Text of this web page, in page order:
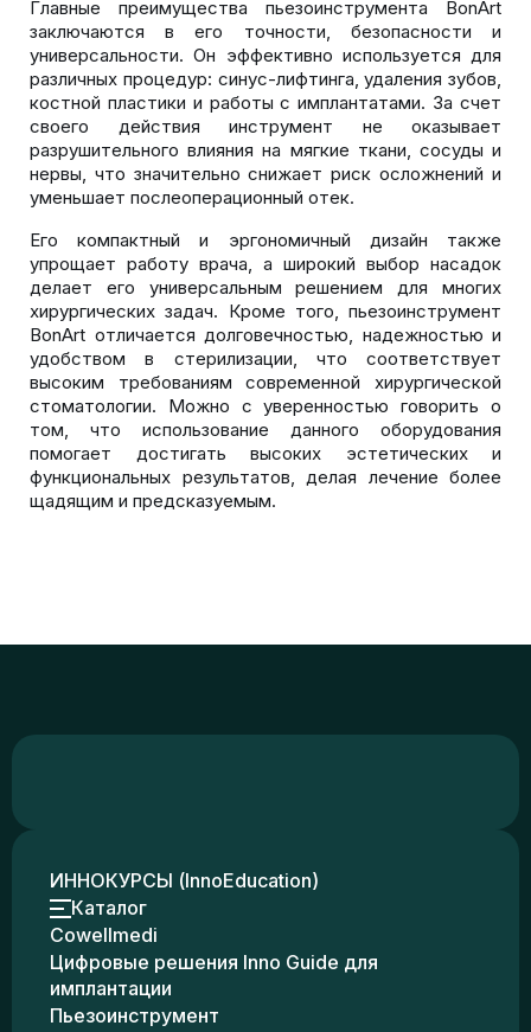
Главные преимущества пьезоинструмента BonArt
заключаются в его точности, безопасности и
универсальности. Он эффективно используется для
различных процедур: синус-лифтинга, удаления зубов,
костной пластики и работы с имплантатами. За счет
своего действия инструмент не оказывает
разрушительного влияния на мягкие ткани, сосуды и
нервы, что значительно снижает риск осложнений и
уменьшает послеоперационный отек.
Его компактный и эргономичный дизайн также
упрощает работу врача, а широкий выбор насадок
делает его универсальным решением для многих
хирургических задач. Кроме того, пьезоинструмент
BonArt отличается долговечностью, надежностью и
удобством в стерилизации, что соответствует
высоким требованиям современной хирургической
стоматологии. Можно с уверенностью говорить о
том, что использование данного оборудования
помогает достигать высоких эстетических и
функциональных результатов, делая лечение более
щадящим и предсказуемым.
ИННОКУРСЫ (InnoEducation)
Каталог
Cowellmedi
Цифровые решения Inno Guide для
имплантации
Пьезоинструмент